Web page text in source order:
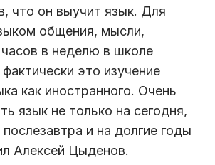
что он выучит язык. Для
общения, мысли,
в неделю в школе
это изучение
как иностранного. Очень
язык не только на сегодня,
и на долгие годы
Алексей Цыденов.